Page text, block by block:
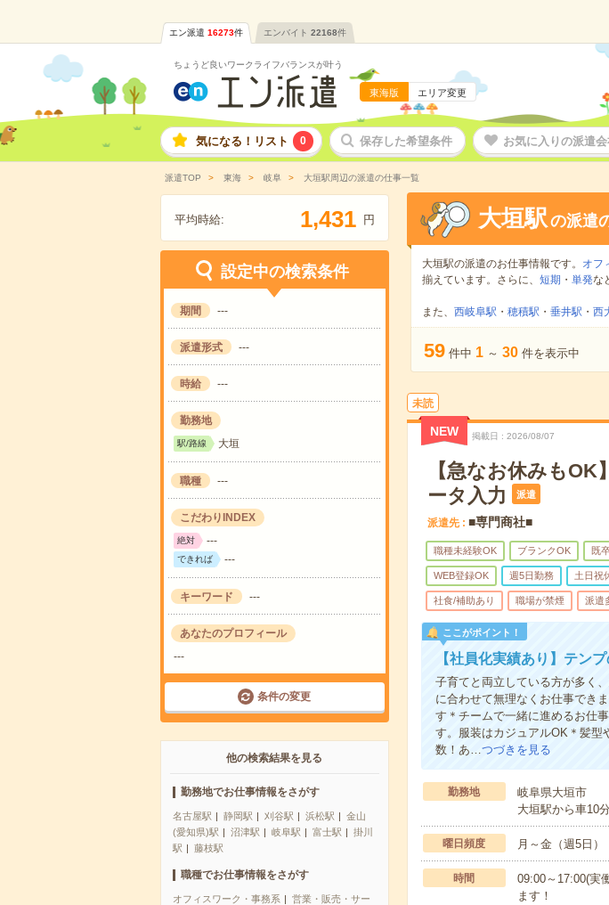
エン派遣 16273件 エンバイト 22168件
ちょうど良いワークライフバランスが叶う
東海版 エリア変更
気になる！リスト 0 保存した希望条件 お気に入りの派遣会
派遣TOP 東海 岐阜 大垣駅周辺の派遣の仕事一覧
平均時給: 1,431 円
設定中の検索条件
期間 ---
派遣形式 ---
時給 ---
勤務地
駅/路線 大垣
職種 ---
こだわりINDEX
絶対 ---
できれば ---
キーワード ---
あなたのプロフィール
---
条件の変更
他の検索結果を見る
勤務地でお仕事情報をさがす
名古屋駅 静岡駅 刈谷駅 浜松駅
金山
(愛知県)駅
沼津駅 岐阜駅 富士駅
掛川
駅
藤枝駅
職種でお仕事情報をさがす
オフィスワーク・事務系
営業・販売・サー
大垣駅の派遣
大垣駅の派遣のお仕事情報です。 オフ
揃えています。さらに、 短期 ・ 単発な
また、 西岐阜駅 ・ 穂積駅 ・ 垂井駅 ・ 西
59 件中 1 ～ 30 件を表示中
未読
NEW 掲載日 2026/08/07
【急なお休みも
ータ入力
派遣
派遣先 ■専門商社■
職種未経験OK ブランクOK 既
WEB登録OK 週5日勤務 土日祝
社食/補助あり 職場が禁煙 派遣
ここがポイント！
【社員化実績あり】テン
子育てと両立している方が多く
に合わせて無理なくお仕事でき
す＊チームで一緒に進めるお仕
す。服装はカジュアルOK＊髪型
数！あ…つづきを見る
勤務地
岐阜県大垣市
大垣駅から車10
曜日頻度 月～金（週5日
時間
09:00～17:00(実
ます！